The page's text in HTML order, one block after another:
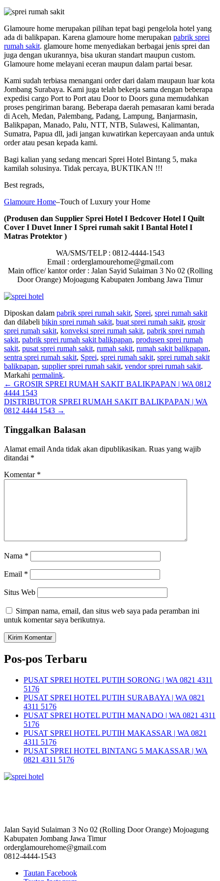
Glamoure home merupakan pilihan tepat bagi pengelola hotel yang
ada di balikpapan. Karena glamoure home merupakan pabrik sprei
rumah sakit. glamoure home menyediakan berbagai jenis sprei dan
juga dengan ukurannya, bisa ukuran standart maupun custom.
Glamoure home melayani eceran maupun dalam partai besar.
Kami sudah terbiasa menangani order dari dalam maupaun luar kota
Jombang Surabaya. Kami juga telah bekerja sama dengan beberapa
expedisi cargo Port to Port atau Door to Doors guna memudahkan
proses pengiriman barang. Beberapa daerah pemasaran kami berada
di Aceh, Medan, Palembang, Padang, Lampung, Banjarmasin,
Balikpapan, Manado, Palu, NTT, NTB, Sulawesi, Kalimantan,
Sumatra, Papua dll, jadi jangan kuwatirkan kepercayaan anda untuk
order atau pesan kepada kami.
Bagi kalian yang sedang mencari Sprei Hotel Bintang 5, maka
kamilah solusinya. Tidak percaya, BUKTIKAN !!!
Best regrads,
Glamoure Home–Touch of Luxury your Home
(Produsen dan Supplier Sprei Hotel I Bedcover Hotel I Quilt
Cover I Duvet Inner I Sprei rumah sakit I Bantal Hotel I
Matras Protektor )
WA/SMS/TELP : 0812-4444-1543
Email : orderglamourehome@gmail.com
Main office/ kantor order : Jalan Sayid Sulaiman 3 No 02 (Rolling
Door Orange) Mojoagung Kabupaten Jombang Jawa Timur
Diposkan dalam pabrik sprei rumah sakit, Sprei, sprei rumah sakit
dan dilabeli bikin sprei rumah sakit, buat sprei rumah sakit, grosir
sprei rumah sakit, konveksi sprei rumah sakit, pabrik sprei rumah
sakit, pabrik sprei rumah sakit balikpapan, produsen sprei rumah
sakit, pusat sprei rumah sakit, rumah sakit, rumah sakit balikpapan,
sentra sprei rumah sakit, Sprei, sprei rumah sakit, sprei rumah sakit
balikpapan, supplier sprei rumah sakit, vendor sprei rumah sakit.
Markahi permalink.
Navigasi
pos
← GROSIR SPREI RUMAH SAKIT BALIKPAPAN | WA 0812
4444 1543
DISTRIBUTOR SPREI RUMAH SAKIT BALIKPAPAN | WA
0812 4444 1543 →
Tinggalkan Balasan
Alamat email Anda tidak akan dipublikasikan. Ruas yang wajib
ditandai *
Komentar *
Nama *
Email *
Situs Web
Simpan nama, email, dan situs web saya pada peramban ini
untuk komentar saya berikutnya.
Pos-pos Terbaru
PUSAT SPREI HOTEL PUTIH SORONG | WA 0821 4311
5176
PUSAT SPREI HOTEL PUTIH SURABAYA | WA 0821
4311 5176
PUSAT SPREI HOTEL PUTIH MANADO | WA 0821 4311
5176
PUSAT SPREI HOTEL PUTIH MAKASSAR | WA 0821
4311 5176
PUSAT SPREI HOTEL BINTANG 5 MAKASSAR | WA
0821 4311 5176
Jalan Sayid Sulaiman 3 No 02 (Rolling Door Orange) Mojoagung
Kabupaten Jombang Jawa Timur
orderglamourehome@gmail.com
0812-4444-1543
Tautan Facebook